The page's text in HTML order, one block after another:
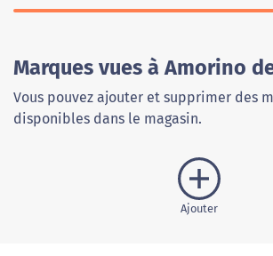
Marques vues à Amorino
Vous pouvez ajouter et supprimer des
disponibles dans le magasin.
Ajouter